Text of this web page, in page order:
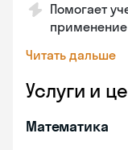
Помогает
Читать дальше
Услуги и
Математика